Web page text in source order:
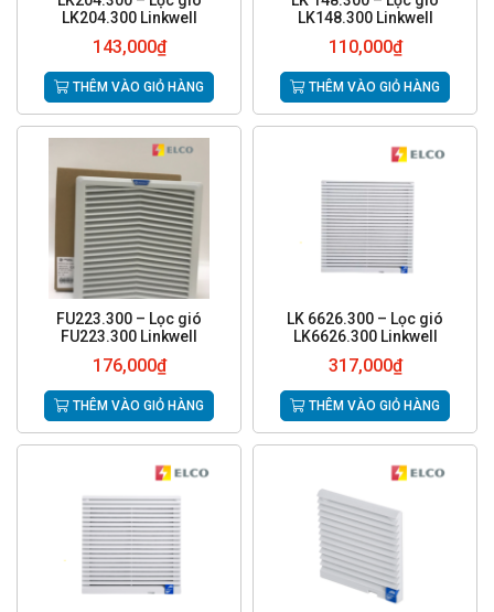
LK204.300 Linkwell
143,000₫
THÊM VÀO GIỎ HÀNG
LK148.300 Linkwell
110,000₫
THÊM VÀO GIỎ HÀNG
FU223.300 – Lọc gió
FU223.300 Linkwell
176,000₫
THÊM VÀO GIỎ HÀNG
LK 6626.300 – Lọc gió
LK6626.300 Linkwell
317,000₫
THÊM VÀO GIỎ HÀNG